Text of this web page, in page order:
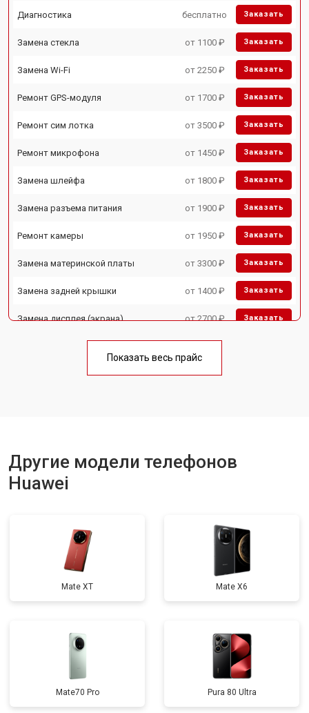
Диагностика бесплатно Заказать
Замена стекла от 1100 ₽ Заказать
Замена Wi-Fi от 2250 ₽ Заказать
Ремонт GPS-модуля от 1700 ₽ Заказать
Ремонт сим лотка от 3500 ₽ Заказать
Ремонт микрофона от 1450 ₽ Заказать
Замена шлейфа от 1800 ₽ Заказать
Замена разъема питания от 1900 ₽ Заказать
Ремонт камеры от 1950 ₽ Заказать
Замена материнской платы от 3300 ₽ Заказать
Замена задней крышки от 1400 ₽ Заказать
Замена дисплея (экрана) от 2700 ₽ Заказать
Замена кнопки включения от 1750 ₽
Показать весь прайс
Другие модели телефонов
Huawei
Mate XT Mate X6
Mate70 Pro Pura 80 Ultra